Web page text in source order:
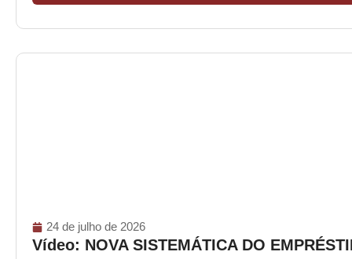
24 de julho de 2026
Vídeo: NOVA SISTEMÁTICA DO